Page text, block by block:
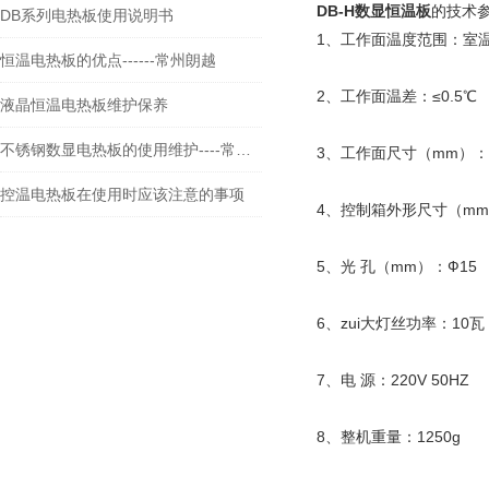
DB系列电热板使用说明书
恒温电热板的优点------常州朗越
液晶恒温电热板维护保养
控温电热板在使用时应该注意的事项
DB-H数显恒温板的技术
1、工作面温度范围：
2、工作面温差：≤0.5℃
3、工作面尺寸（mm）
4、控制箱外形尺寸（
5、光 孔（mm）：Ф15
6、zui大灯丝功率：10瓦
7、电 源：220V 50HZ
8、整机重量：1250g